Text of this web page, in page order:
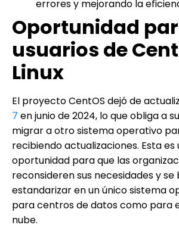
errores y mejorando la
Oportunidad
usuarios de
Linux
El proyecto CentOS dejó de
7 en junio de 2024, lo que obliga a
migrar a otro sistema operativo
recibiendo actualizaciones. Esta
oportunidad para que las
reconsideren sus necesidades y
estandarizar en un único sistema
para centros de datos como para
nube.